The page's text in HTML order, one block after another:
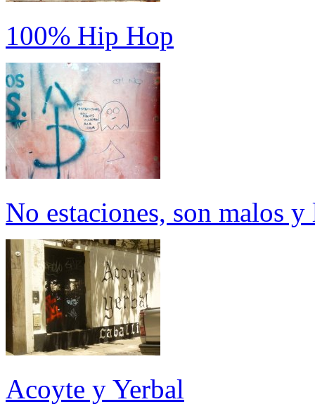
100% Hip Hop
No estaciones, son malos
Acoyte y Yerbal